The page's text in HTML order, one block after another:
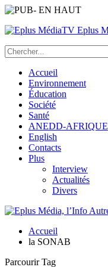
Eplus
Accueil
Environnement
Éducation
Société
Santé
ANEDD-AFRIQUE
English
Contacts
Plus
Interview
Actualités
Divers
Accueil
la SONAB
Parcourir Tag